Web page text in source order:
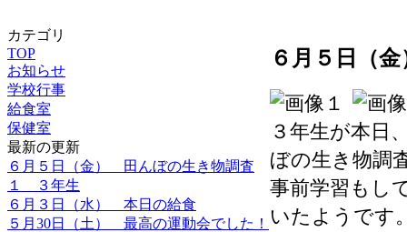
カテゴリ
TOP
お知らせ
学校行事
給食室
保健室
最新の更新
６月５日（金） 田んぼの生き物調査
１ ３年生
６月３日（水） 本日の給食
５月30日（土） 最高の運動会でした！
６月５日（
３年生が本日
ぼの生き物調
事前学習もし
いたようです